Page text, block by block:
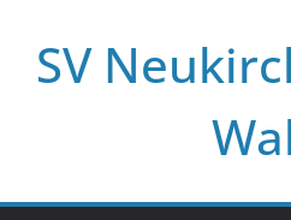
Inhalt
springen
SV